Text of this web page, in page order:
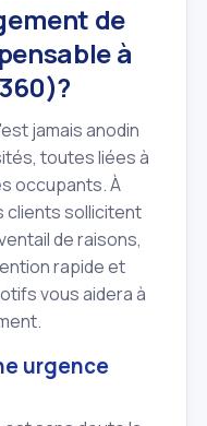
de
à
jamais anodin
toutes liées à
occupants. À
clients sollicitent
de raisons,
rapide et
vous aidera à
urgence